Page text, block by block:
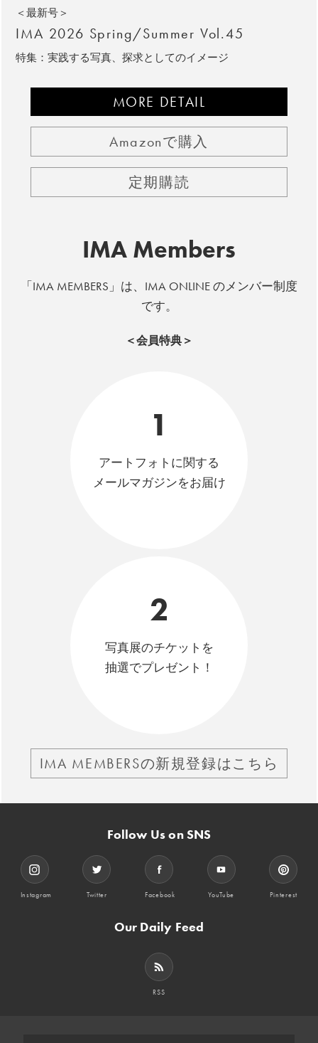
＜最新号＞
IMA 2026 Spring/Summer Vol.45
特集：実践する写真、探求としてのイメージ
MORE DETAIL
Amazonで購入
定期購読
IMA Members
「IMA MEMBERS」は、IMA ONLINE のメンバー制度
です。
＜会員特典＞
1
アートフォトに関する
メールマガジンをお届け
2
写真展のチケットを
抽選でプレゼント！
IMA MEMBERSの新規登録はこちら
Follow Us on SNS
Instagram Twitter Facebook YouTube Pinterest
Our Daily Feed
RSS